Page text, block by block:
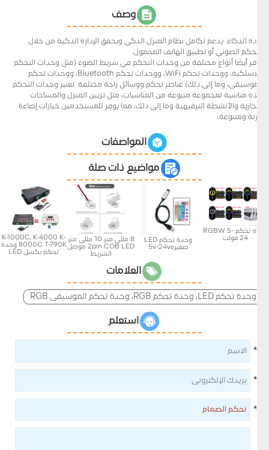
وصف
زيادة الذكاء. يدعم تكامل نظام المنزل الذكي ويحقق الإدارة الذكية من خلال
التحكم الصوتي أو تطبيق الهاتف المحمول.
توفر أيضًا أنواع مختلفة من وحدات التحكم في شريط الضوء (مثل وحدات التحكم
اللاسلكية، ووحدات تحكم WiFi، ووحدات تحكم Bluetooth، ووحدات تحكم
الموسيقى، وما إلى ذلك) عناصر تحكم ووسائل راحة مختلفة. تعتبر وحدات التحكم
هذه مناسبة لمجموعة متنوعة من المناسبات، مثل تزيين المنزل والمساحات
التجارية والأنشطة الترفيهية وما إلى ذلك، مما يوفر للمستخدمين خيارات إضاءة
مرنة ومتنوعة.
المواصفات
مواضيع ذات صلة
وحدة تحكم RGBW 5-
24 فولت
وحدة تحكم LED
صغيرة5v-24v
8 مللي متر 10 مللي متر
2pin COB LED موصل
الشريط
K-1000C، K-4000 K-
8000C T-790K وحدة
تحكم بكسل LED
العلامات
وحدة تحكم LED، وحدة تحكم RGB، وحدة تحكم الموسيقى RGB
استعلم